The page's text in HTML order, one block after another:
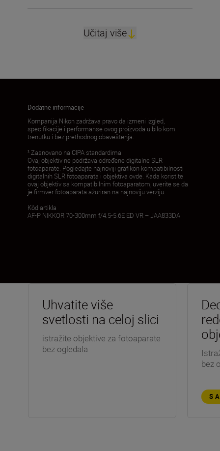
Učitaj više
Dodatne informacije
Kompanija Nikon zadržava pravo da izmeni izgled,
specifikacije i performanse ovog proizvoda u bilo kom
trenutku i bez prethodnog obaveštenja.
¹ Zasnovano na CIPA standardima
Ovaj objektiv ne podržava određene digitalne SLR
fotoaparate. Pogledajte najnoviji grafikon kompatibilnosti
digitalnih SLR fotoaparata i objektiva ovde. Kada koristite
ovaj objektiv sa kompatibilnim fotoaparatom, uverite se da
je firmver fotoaparata ažuriran na najnoviju verziju.
Kôd artikla
AF-P NIKKOR 70-300mm f/4.5-5.6E ED VR – JAA833DA
Uhvatite više
svetlosti na celoj slici
istražite objektive za fotoaparate
bez ogledala
bez